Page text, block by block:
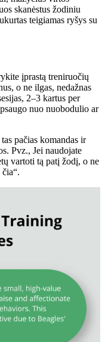
skanėstus žodiniu
teigiamas ryšys su
įprastą treniruočių
o ne ilgas, nedažnas
2–3 kartus per
nuo nuobodulio ar
pačias komandas ir
Pvz., Jei naudojate
vartoti tą patį žodį, o ne